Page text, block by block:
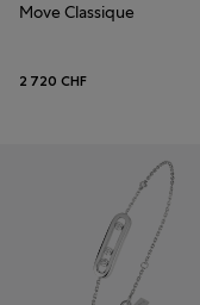
Move Classique
2 720 CHF